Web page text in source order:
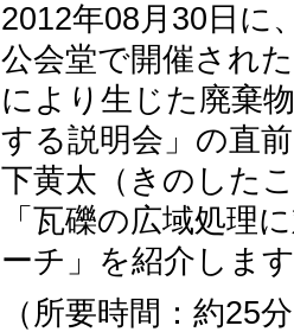
2012年08月30日に
公会堂で開催され
により生じた廃棄
する説明会」の直
下黄太（きのした
「瓦礫の広域処理
ーチ」を紹介しま
（所要時間：約25